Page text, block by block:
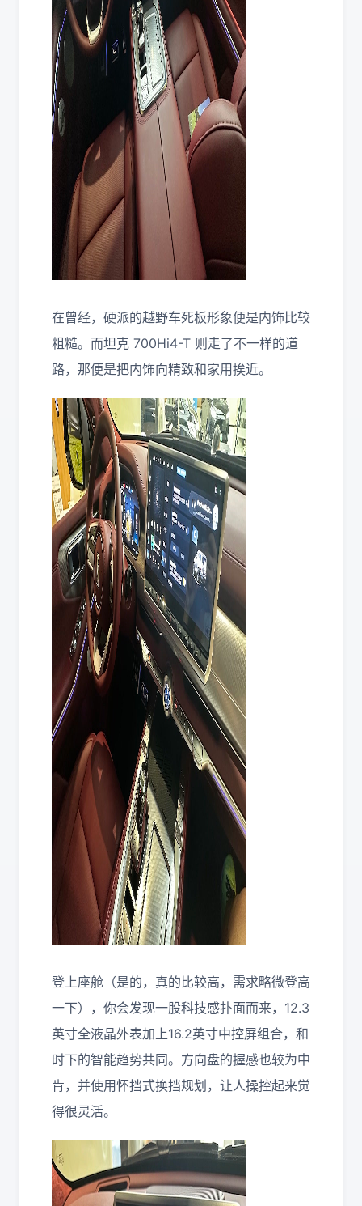
在曾经，硬派的越野车死板形象便是内饰比较
粗糙。而坦克 700Hi4-T 则走了不一样的道
路，那便是把内饰向精致和家用挨近。
登上座舱（是的，真的比较高，需求略微登高
一下），你会发现一股科技感扑面而来，12.3
英寸全液晶外表加上16.2英寸中控屏组合，和
时下的智能趋势共同。方向盘的握感也较为中
肯，并使用怀挡式换挡规划，让人操控起来觉
得很灵活。